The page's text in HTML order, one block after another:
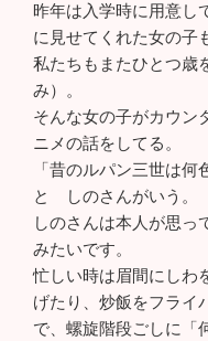
昨年は入学時に用意し
に見せてくれた女の子
私たちもまたひとつ歳
み）。
そんな女の子がカウン
ニメの話をしてる。
「昔のルパン三世は何
と しのさんがいう。
しのさんは本人が思っ
みたいです。
忙しい時は眉間にしわ
げたり、炒飯をフライ
で、螺旋階段ごしに「